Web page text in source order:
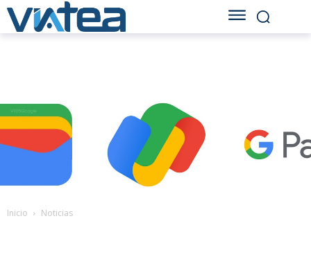
Inicio Noticias